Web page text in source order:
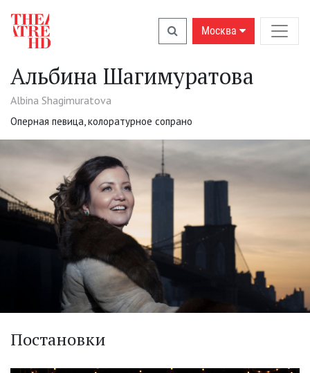
Москва
Альбина Шагимуратова
Albina Shagimuratova
Оперная певица, колоратурное сопрано
Постановки